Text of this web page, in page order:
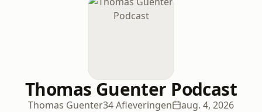
Thomas Guenter Podcast
Thomas Guenter34 Afleveringen aug. 4, 2026